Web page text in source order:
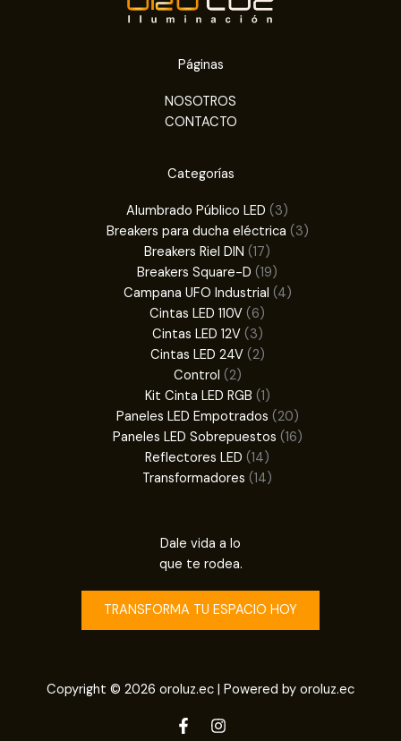
Páginas
NOSOTROS
CONTACTO
Categorías
Alumbrado Público LED 33
productos
Breakers para ducha eléctrica 33
Breakers Riel DIN 1717
productos
Breakers Square-D 1919
productos
Campana UFO Industrial 44
Cintas LED 110V 66
productos
Cintas LED 12V 33
productos
Cintas LED 24V 22
Control 22
productos
Kit Cinta LED RGB 11
producto
Paneles LED Empotrados 2020
productos
Paneles LED Sobrepuestos 1616
Reflectores LED 1414
productos
Transformadores 1414
Dale vida a lo
que te rodea.
TRANSFORMA TU ESPACIO HOY
Copyright © 2026 oroluz.ec | Powered by oroluz.ec